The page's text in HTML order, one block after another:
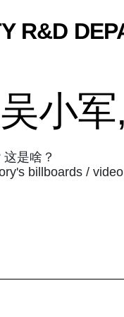
R&D
小
是啥？
billboards /